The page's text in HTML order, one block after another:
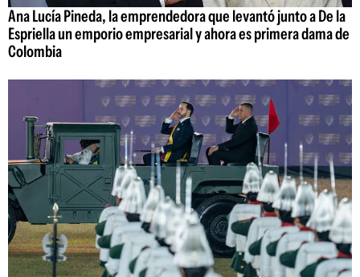
Ana Lucía Pineda, la emprendedora que levantó junto a De la
Espriella un emporio empresarial y ahora es primera dama de
Colombia